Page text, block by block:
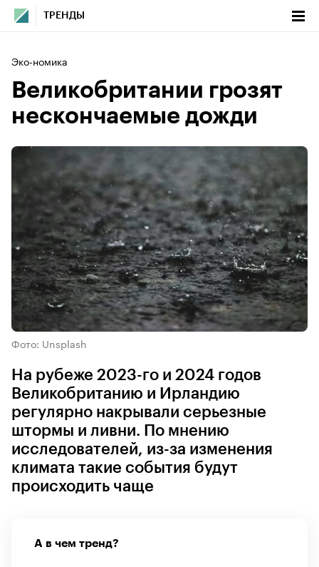
ТРЕНДЫ
Эко-номика
Великобритании грозят
нескончаемые дожди
Фото: Unsplash
На рубеже 2023-го и 2024 годов
Великобританию и Ирландию
регулярно накрывали серьезные
штормы и ливни. По мнению
исследователей, из-за изменения
климата такие события будут
происходить чаще
А в чем тренд?